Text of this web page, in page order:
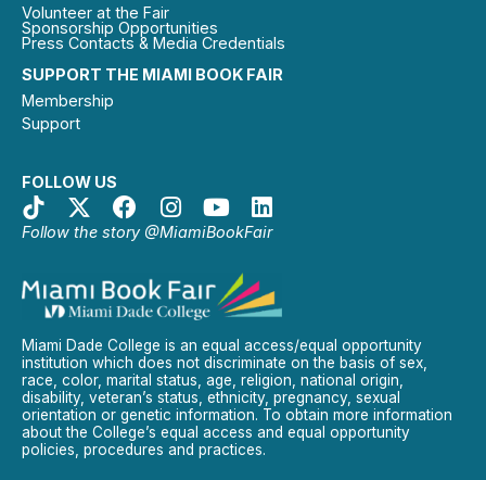
SUPPORT THE MIAMI BOOK FAIR
Membership
Support
FOLLOW US
Follow the story @MiamiBookFair
Volunteer at the Fair
Sponsorship Opportunities
Press Contacts & Media Credentials
Miami Dade College is an equal access/equal opportunity
institution which does not discriminate on the basis of sex,
race, color, marital status, age, religion, national origin,
disability, veteran’s status, ethnicity, pregnancy, sexual
orientation or genetic information. To obtain more information
about the College’s equal access and equal opportunity
policies, procedures and practices.